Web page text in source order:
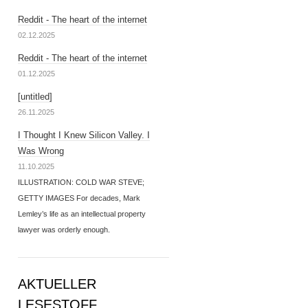
Reddit - The heart of the internet
02.12.2025
Reddit - The heart of the internet
01.12.2025
[untitled]
26.11.2025
I Thought I Knew Silicon Valley. I
Was Wrong
11.10.2025
ILLUSTRATION: COLD WAR STEVE;
GETTY IMAGES For decades, Mark
Lemley’s life as an intellectual property
lawyer was orderly enough.
AKTUELLER
LESESTOFF